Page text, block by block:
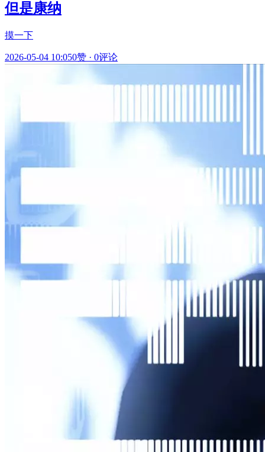
但是康纳
摸一下
2026-05-04 10:050赞 · 0评论